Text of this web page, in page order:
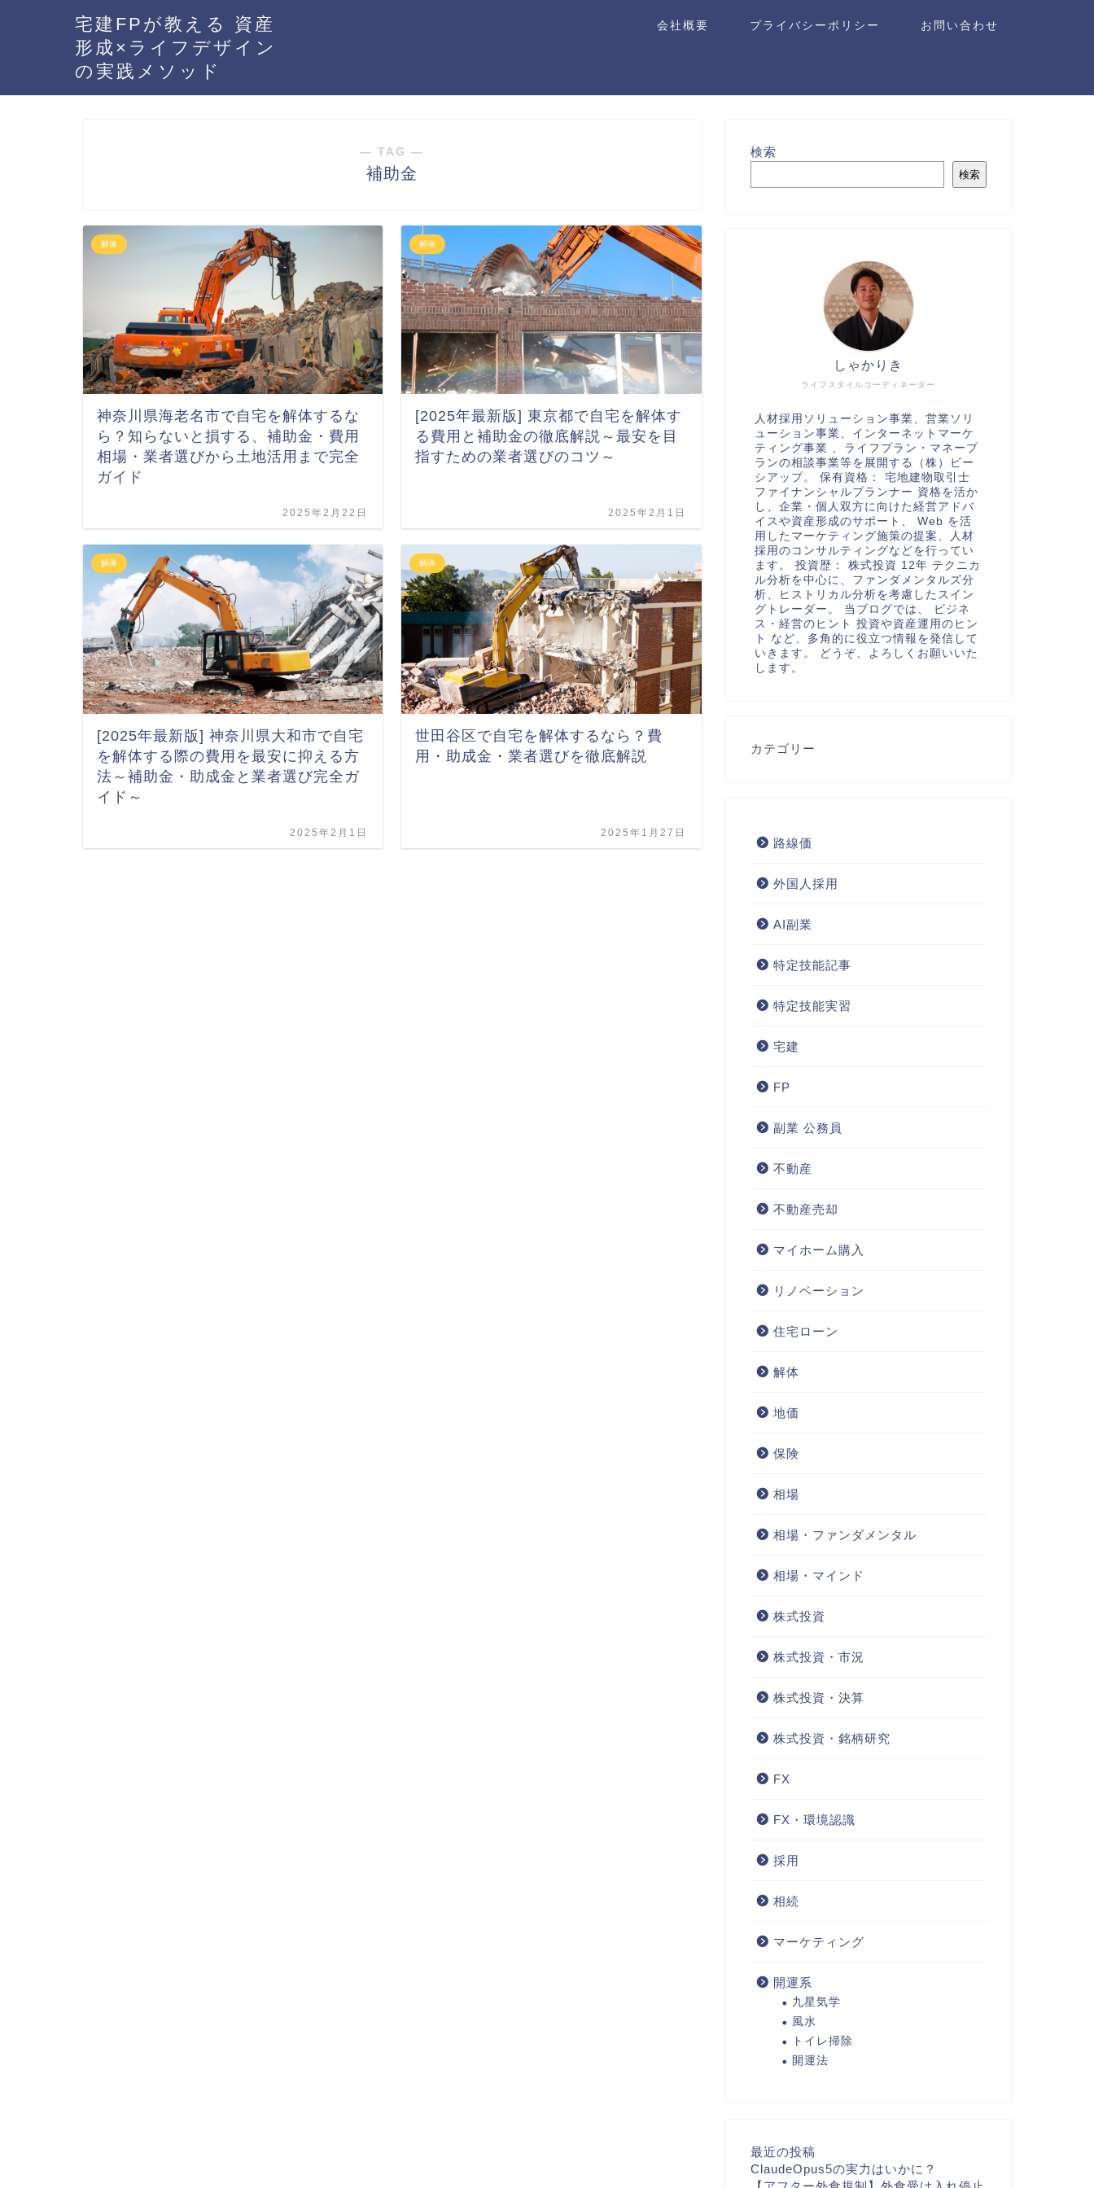
宅建FPが教える 資産
形成×ライフデザイン
の実践メソッド
会社概要 プライバシーポリシー お問い合わせ
― TAG ―
補助金
解体
神奈川県海老名市で自宅を解体するな
ら？知らないと損する、補助金・費用
相場・業者選びから土地活用まで完全
ガイド
2025年2月22日
解体
[2025年最新版] 東京都で自宅を解体す
る費用と補助金の徹底解説～最安を目
指すための業者選びのコツ～
2025年2月1日
解体
[2025年最新版] 神奈川県大和市で自宅
を解体する際の費用を最安に抑える方
法～補助金・助成金と業者選び完全ガ
イド～
2025年2月1日
解体
世田谷区で自宅を解体するなら？費
用・助成金・業者選びを徹底解説
2025年1月27日
検索
検索
ライフスタイルコーディネーター
しゃかりき
人材採用ソリューション事業、営業ソリ
ューション事業、インターネットマーケ
ティング事業 、ライフプラン・マネープ
ランの相談事業等を展開する（株）ビー
シアップ。 保有資格： 宅地建物取引士
ファイナンシャルプランナー 資格を活か
し、企業・個人双方に向けた経営アドバ
イスや資産形成のサポート、 Web を活
用したマーケティング施策の提案、人材
採用のコンサルティングなどを行ってい
ます。 投資歴： 株式投資 12年 テクニカ
ル分析を中心に、ファンダメンタルズ分
析、ヒストリカル分析を考慮したスイン
グトレーダー。 当ブログでは、 ビジネ
ス・経営のヒント 投資や資産運用のヒン
ト など、多角的に役立つ情報を発信して
いきます。 どうぞ、よろしくお願いいた
します。
カテゴリー
路線価
外国人採用
AI副業
特定技能記事
特定技能実習
宅建
FP
副業 公務員
不動産
不動産売却
マイホーム購入
リノベーション
住宅ローン
解体
地価
保険
相場
相場・ファンダメンタル
相場・マインド
株式投資
株式投資・市況
株式投資・決算
株式投資・銘柄研究
FX
FX・環境認識
採用
相続
マーケティング
開運系
九星気学
風水
トイレ掃除
開運法
最近の投稿
ClaudeOpus5の実力はいかに？